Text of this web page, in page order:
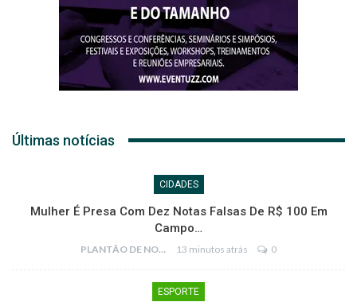
Últimas notícias
CIDADES
Mulher É Presa Com Dez Notas Falsas De R$ 100 Em
Campo…
PLANTÃO DE NOTÍCIAS 13 minutos atrás 0
ESPORTE